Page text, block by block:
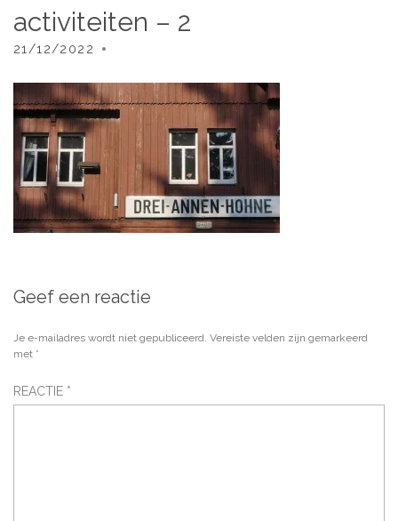
activiteiten – 2
21/12/2022
Geef een reactie
Je e-mailadres wordt niet gepubliceerd. Vereiste velden zijn gemarkeerd
met *
REACTIE *